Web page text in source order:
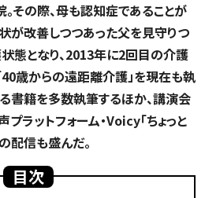
その際、母も認知症であることが
が改善しつつあった父を見守りつ
態となり、2013年に2回目の介護
40歳からの遠距離介護」を現在も執
書籍を多数執筆するほか、講演会
ラットフォーム・Voicy「ちょっと
配信も盛んだ。
目次